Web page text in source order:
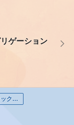
ゲーション
フルスタックエンジニア